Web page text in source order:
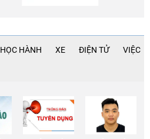
HỌC HÀNH XE ĐIỆN TỬ VIỆC